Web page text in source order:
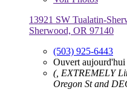
13921 SW Tualatin-
Sherwood, OR 97140
(503) 925-6443
Ouvert aujourd'hui
(, EXTREMELY
Oregon St and